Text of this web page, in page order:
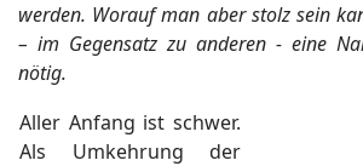
werden. Worauf man aber stolz sein
– im Gegensatz zu anderen - eine
nötig.
Aller Anfang ist schwer.
Als Umkehrung der